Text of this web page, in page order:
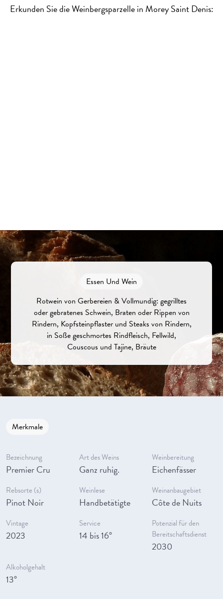
Erkunden Sie die Weinbergsparzelle in Morey Saint Denis:
Essen Und Wein
Rotwein von Gerbereien & Vollmundig: gegrilltes
oder gebratenes Schwein, Braten oder Rippen von
Rindern, Kopfsteinpflaster und Steaks von Rindern,
in Soße geschmortes Rindfleisch, Fellwild,
Couscous und Tajine, Bräute
Merkmale
Bezeichnung
Premier Cru
Art des Weins
Ganz ruhig.
Weinbereitung
Eichenfässer
Rebsorte (s)
Pinot Noir
Weinlese
Handbetätigte
Weinanbaugebiet
Côte de Nuits
Vintage
2023
Service
14 bis 16°
Potenzial für den
Bereitschaftsdienst
2030
Alkoholgehalt
13°